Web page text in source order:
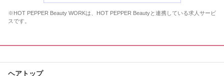
※HOT PEPPER Beauty WORKは、HOT PEPPER Beautyと連携している求人サービ
スです。
ヘアトップ